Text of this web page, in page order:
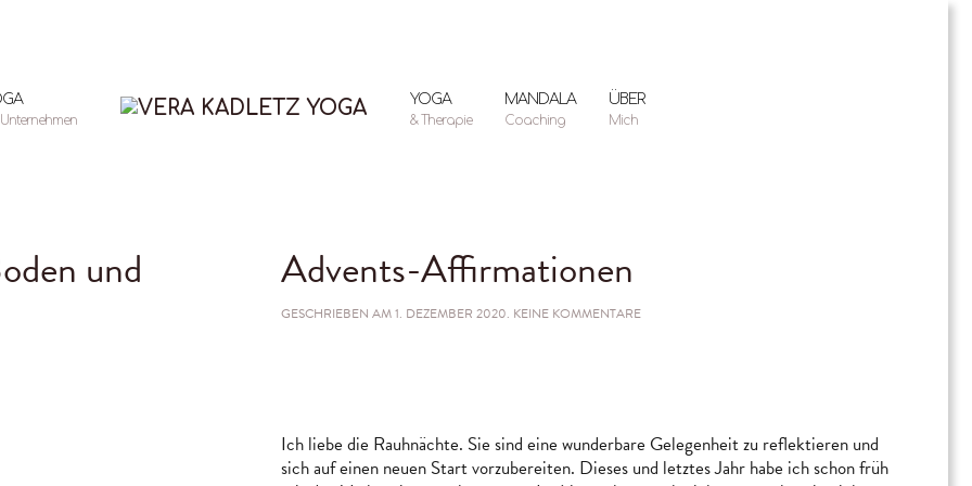
YOGA
& Therapie
MANDALA
Coaching
ÜBER
Mich
und
Advents-Affirmationen
GESCHRIEBEN AM1. DEZEMBER 2020. KEINE KOMMENTAREZU
Ich liebe die Rauhnächte. Sie sind eine wunderbare Gelegenheit zu reflektieren und
sich auf einen neuen Start vorzubereiten. Dieses und letztes Jahr habe ich schon früh